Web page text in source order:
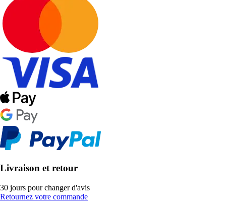
Livraison et retour
30 jours pour changer d'avis
Retournez votre commande